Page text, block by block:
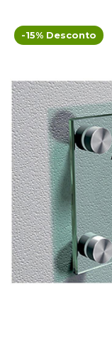
-15% Desconto